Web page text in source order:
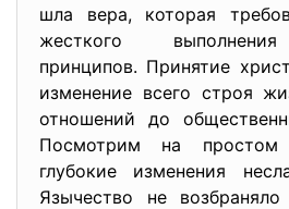
шла вера, которая
жесткого
принципов. Принятие
изменение всего строя
отношений до
Посмотрим на простом
глубокие изменения
Язычество не